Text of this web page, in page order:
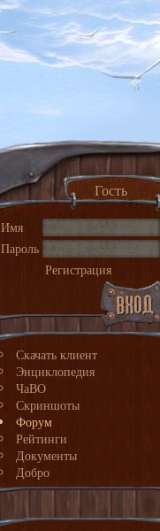
Гость
Имя
Пароль
Регистрация
Скачать клиент
Энциклопедия
ЧаВО
Скриншоты
Форум
Рейтинги
Документы
Добро